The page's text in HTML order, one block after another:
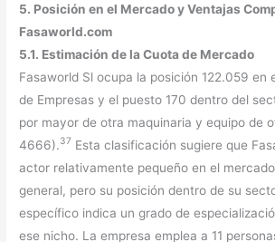
5. Posición en el Mercado y Ventajas
Fasaworld.com
5.1. Estimación de la Cuota de Mercado
Fasaworld Sl ocupa la posición 122.059 en
de Empresas y el puesto 170 dentro del
por mayor de otra maquinaria y equipo de
4666).37 Esta clasificación sugiere que
actor relativamente pequeño en el
general, pero su posición dentro de su
específico indica un grado de
ese nicho. La empresa emplea a 11